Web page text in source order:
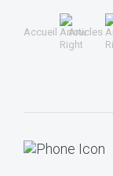
Accueil Articles